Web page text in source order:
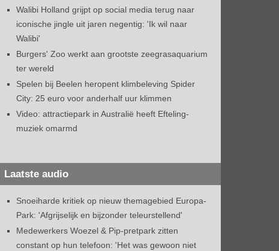
Walibi Holland grijpt op social media terug naar
iconische jingle uit jaren negentig: 'Ik wil naar
Walibi'
Burgers' Zoo werkt aan grootste zeegrasaquarium
ter wereld
Spelen bij Beelen heropent klimbeleving Spider
City: 25 euro voor anderhalf uur klimmen
Video: attractiepark in Australië heeft Efteling-
muziek omarmd
Laatste audio
Snoeiharde kritiek op nieuw themagebied Europa-
Park: 'Afgrijselijk en bijzonder teleurstellend'
Medewerkers Woezel & Pip-pretpark zitten
constant op hun telefoon: 'Het was gewoon niet